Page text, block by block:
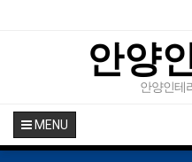
안양
안양인테
MENU